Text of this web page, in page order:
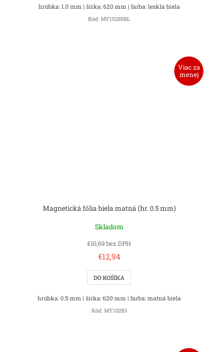
hrúbka: 1.0 mm | šírka: 620 mm | farba: lesklá biela
Kód: MF10285BL
Viac za
menej
Magnetická fólia biela matná (hr. 0.5 mm)
Skladom
€10,69 bez DPH
€12,94
DO KOŠÍKA
hrúbka: 0.5 mm | šírka: 620 mm | farba: matná biela
Kód: MF10283